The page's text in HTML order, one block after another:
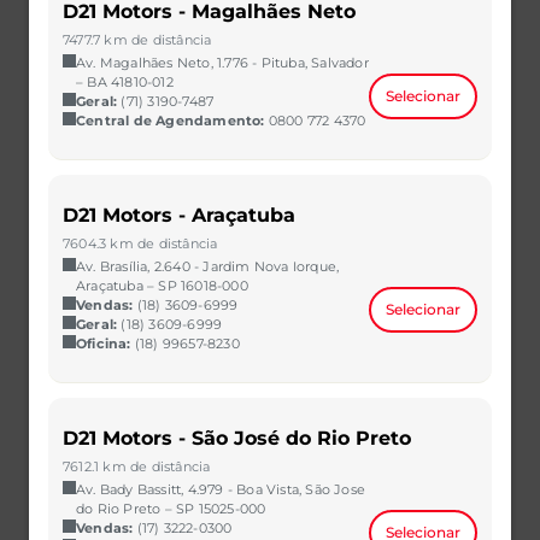
Venda Direta
Consórcio
Test Drive
Pós-Vendas
Central de Agendamento
Serviços
Seguros
Garantia
Assistência 24h
Dúvidas Frequentes de Agendamento e
Revisão
D21 Motors - Magalhães Neto
7477.7 km de distância
Av. Magalhães Neto, 1.776 - Pituba, Salvador
– BA 41810-012
Geral: (71) 3190-7487
Central de Agendamento: 0800 772 4370
Selecionar
D21 Motors - Araçatuba
7604.3 km de distância
Av. Brasília, 2.640 - Jardim Nova Iorque,
Araçatuba – SP 16018-000
Vendas: (18) 3609-6999
Geral: (18) 3609-6999
Oficina: (18) 99657-8230
Selecionar
D21 Motors - São José do Rio Preto
7612.1 km de distância
Av. Bady Bassitt, 4.979 - Boa Vista, São Jose
do Rio Preto – SP 15025-000
Vendas: (17) 3222-0300
Selecionar